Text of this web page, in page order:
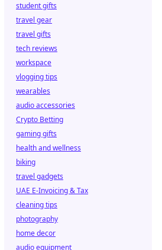
student gifts
travel gear
travel gifts
tech reviews
workspace
vlogging tips
wearables
audio accessories
Crypto Betting
gaming gifts
health and wellness
biking
travel gadgets
UAE E-Invoicing & Tax
cleaning tips
photography
home decor
audio equipment